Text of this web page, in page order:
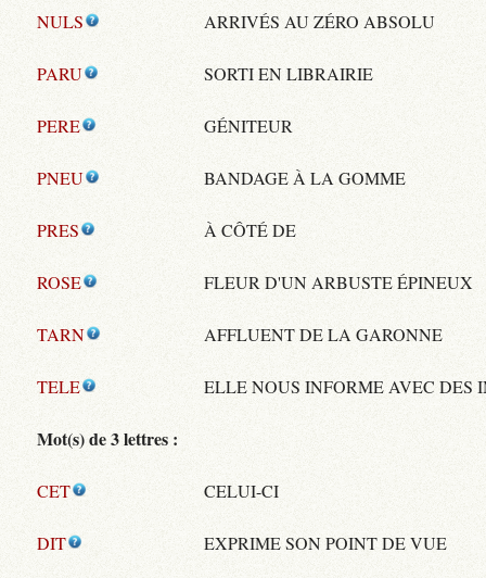
NULS ARRIVÉS AU ZÉRO ABSOLU
PARU SORTI EN LIBRAIRIE
PERE GÉNITEUR
PNEU BANDAGE À LA GOMME
PRES À CÔTÉ DE
ROSE FLEUR D'UN ARBUSTE ÉPINEUX
TARN AFFLUENT DE LA GARONNE
TELE ELLE NOUS INFORME AVEC DES
Mot(s) de 3 lettres :
CET CELUI-CI
DIT EXPRIME SON POINT DE VUE